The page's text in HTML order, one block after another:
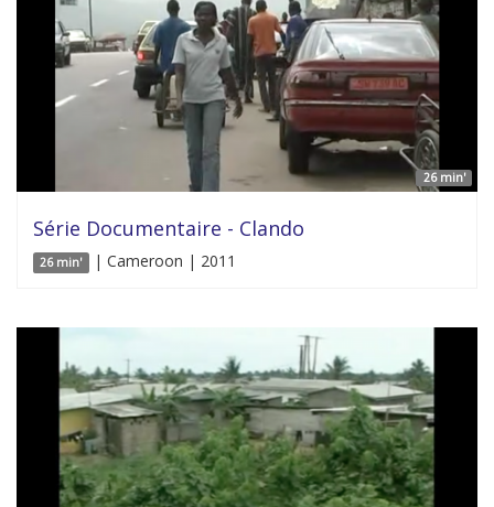
26 min'
Série Documentaire - Clando
26 min' | Cameroon | 2011